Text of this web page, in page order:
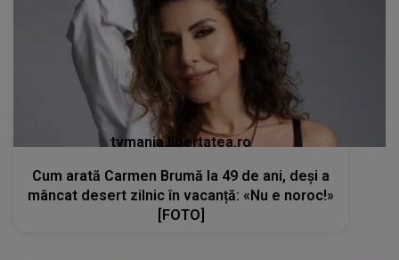
tvmania.libertatea.ro
Cum arată Carmen Brumă la 49 de ani, deși a
mâncat desert zilnic în vacanță: «Nu e noroc!»
[FOTO]